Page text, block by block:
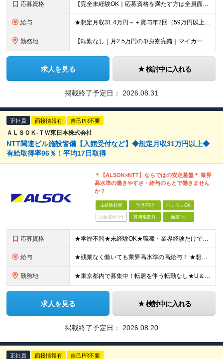
応募資格 【完全未経験OK｜応募資格を満たす方は全員面接！】 ◎学歴不問／前職不問／転職回数不問 ◎自動車免許・英語力なども一切不問 ◎58歳以下の方（長期のキャリア形成を図るため） ブランクがある方、正社員
給与 ★想定月収31.4万円～＋賞与年2回（59万円以上） ★入社お祝い金15万円支給 ★水道+光熱費無料の家賃がリーズナブルな社員寮(単身寮)あり！ 月給24万5000円以上(基本給21万1000円＋業
勤務地 【転勤なし｜月2.5万円の単身寮完備｜マイカー・バイク通勤OK】 成田空港または空港関連施設での勤務となります。 お住まいや希望を考慮し、千葉市美浜区・四街道市への配属となる場合もあります。 【本社
求人を見る 検討中に入れる
掲載終了予定日： 2026.08.31
正社員 面接情報有 自己PR不要
ＡＬＳＯＫ-ＴＷ東日本株式会社
NTT関連ビル施設警備【入館受付など】◆想定月収31万円以上◆
有給取得率96％！平均17日取得
＊【ALSOK×NTT】ならではの安定基盤＊ 業界
高水準の働きやすさ・給与のもとで働きません
か？
未経験歓迎 学歴不問 ベテランOK
完全週休2日 賞与複数月 面接1回
応募資格 ★学歴不問★未経験OK★職種・業界経験だけでなくアルバイト経験のみの方も歓迎しています！ ┃20代の若手から50代まで様々な年代が活躍しています。 〔こんな方が活躍しています〕 ◎コツコツ仕事に取り
給与 ★残業なく働いても業界高水準の高給与！ ★想定月収31万円～ ★社会人経験年数に応じて給与UP！ 1年目の想定月収／310,453円 ┗基本給216,600円 ＋時間外勤務52,297円(3
勤務地 ★東京都内で募集中！転居を伴う転勤なし★U＆Iターン歓迎 ■東京エリア■ 東京23区内にあるNTT関連などのオフィスビル ｜勤務地例｜ 東京都千代田区大手町（最寄り：大手町駅） 東京都港区港南（最
求人を見る 検討中に入れる
掲載終了予定日： 2026.08.20
正社員 面接情報有 自己PR不要